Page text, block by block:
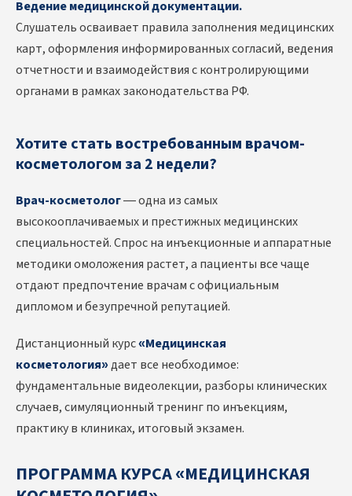
Ведение медицинской документации.
Слушатель осваивает правила заполнения медицинских
карт, оформления информированных согласий, ведения
отчетности и взаимодействия с контролирующими
органами в рамках законодательства РФ.
Хотите стать востребованным врачом-
косметологом за 2 недели?
Врач-косметолог— одна из самых
высокооплачиваемых и престижных медицинских
специальностей. Спрос на инъекционные и аппаратные
методики омоложения растет, а пациенты все чаще
отдают предпочтение врачам с официальным
дипломом и безупречной репутацией.
Дистанционный курс«Медицинская
косметология»дает все необходимое:
фундаментальные видеолекции, разборы клинических
случаев, симуляционный тренинг по инъекциям,
практику в клиниках, итоговый экзамен.
ПРОГРАММА КУРСА «МЕДИЦИНСКАЯ